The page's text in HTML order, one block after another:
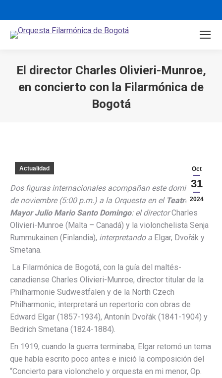
El director Charles Olivieri-Munroe,
en concierto con la Filarmónica de
Bogotá
Oct
31
2024
Actualidad
Dos figuras internacionales acompañan este domingo 3
de noviembre (5:00 p.m.) a la Orquesta en el Teatro
Mayor Julio Mario Santo Domingo: el directorCharles
Olivieri-Munroe (Malta – Canadá) y la violonchelista Senja
Rummukainen (Finlandia), interpretando a Elgar, Dvořák y
Smetana.
La Filarmónica de Bogotá, con la guía del maltés-
canadiense Charles Olivieri-Munroe, director titular de la
Philharmonie Sudwestfalen y de la North Czech
Philharmonic, interpretará un repertorio con obras de
Edward Elgar (1857-1934), Antonín Dvořák (1841-1904) y
Bedrich Smetana (1824-1884).
En 1919, cuando la guerra terminaba, Elgar retomó un tema
que había escrito poco antes e inició la composición del
“Concierto para violonchelo y orquesta en mi menor, Op.